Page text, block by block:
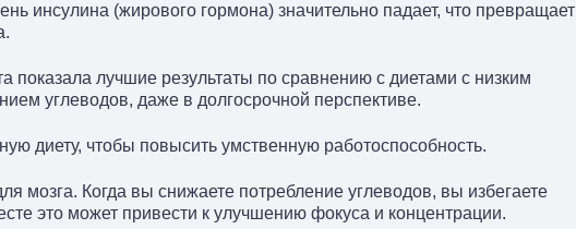
инсулина (жирового гормона) значительно падает, что превращает
показала лучшие результаты по сравнению с диетами с низким
углеводов, даже в долгосрочной перспективе.
диету, чтобы повысить умственную работоспособность.
мозга. Когда вы снижаете потребление углеводов, вы избегаете
это может привести к улучшению фокуса и концентрации.